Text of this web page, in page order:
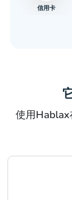
信用卡
使用Hablax